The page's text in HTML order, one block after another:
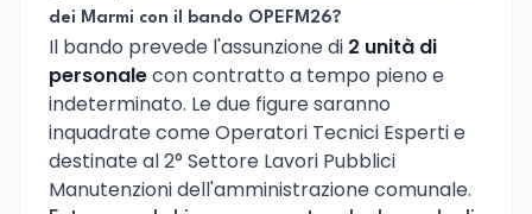
dei Marmi con il bando OPEFM26?
Il bando prevede l'assunzione di 2 unità di
personalecon contratto a tempo pieno e
indeterminato. Le due figure saranno
inquadrate come Operatori Tecnici Esperti e
destinate al 2° Settore Lavori Pubblici
Manutenzioni dell'amministrazione comunale.